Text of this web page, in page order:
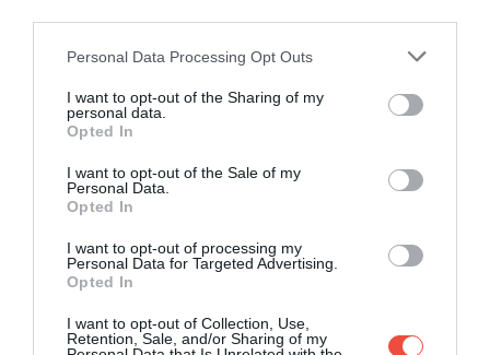
Please note that this website/app uses one or more Google
not limited to your visit or usage behaviour. You may click to
grant or deny consent to Google and its third-party tags to
use your data for below specified purposes in below Google
consent section.
Personal Data Processing Opt Outs
I want to opt-out of the Sharing of my
personal data.
Opted In
I want to opt-out of the Sale of my
Personal Data.
Opted In
I want to opt-out of processing my
Personal Data for Targeted Advertising.
Opted In
I want to opt-out of Collection, Use,
Retention, Sale, and/or Sharing of my
sokáig portugál fennhatóság alá tartozó szigetvilág
turistaáradattal aligha találkozunk itt
látogatásunkkor.
Ha mégis a sziget kicsit nyüzsgőbb
São Toméba, ahol számos templomon,
múzeumon és emlékművön keresztül
megismerkedhetünk a helyiek
történelmével és kultúrájával.